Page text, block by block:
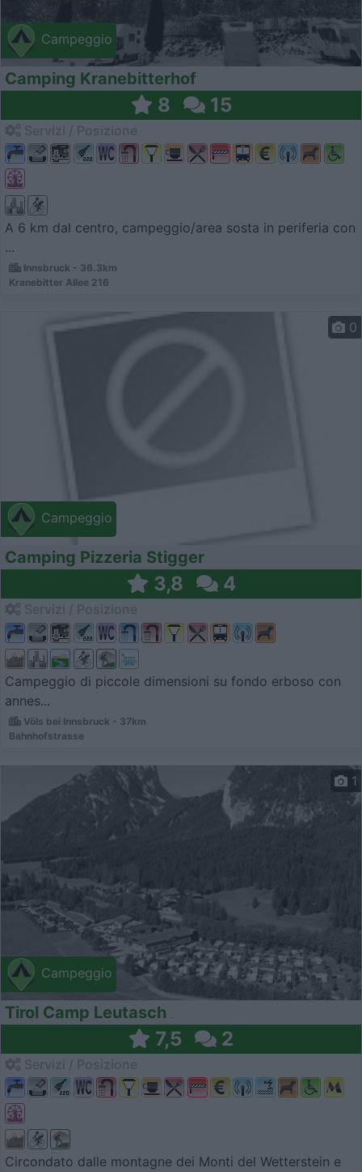
Campeggio
Camping Kranebitterhof
8 15
A 6 km dal centro, campeggio/area sosta in periferia con
...
Innsbruck - 36.3km
Kranebitter Allee 216
Campeggio
0
Camping Pizzeria Stigger
3,8 4
Campeggio di piccole dimensioni su fondo erboso con
annes...
Völs bei Innsbruck - 37km
Bahnhofstrasse
Campeggio
1
Tirol Camp Leutasch
7,5 2
Circondato dalle montagne dei Monti del Wetterstein e